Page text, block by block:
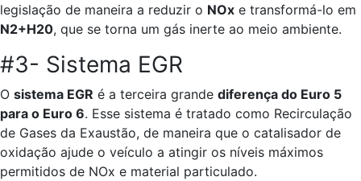
legislação de maneira a reduzir o NOx e transformá-lo em
N2+H20, que se torna um gás inerte ao meio ambiente.
#3- Sistema EGR
O sistema EGR é a terceira grande diferença do Euro 5
para o Euro 6. Esse sistema é tratado como Recirculação
de Gases da Exaustão, de maneira que o catalisador de
oxidação ajude o veículo a atingir os níveis máximos
permitidos de NOx e material particulado.